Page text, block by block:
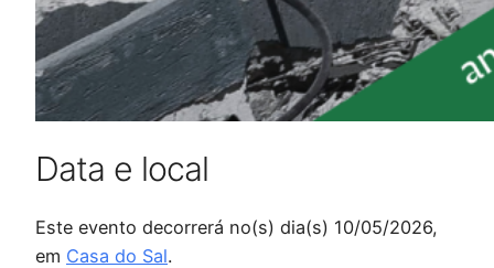
Data e local
Este evento decorrerá no(s) dia(s) 10/05/2026,
em Casa do Sal.